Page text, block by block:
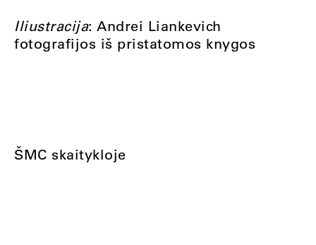
Iliustracija: Andrei Liankevich
fotografijos iš pristatomos knygos
ŠMC skaitykloje